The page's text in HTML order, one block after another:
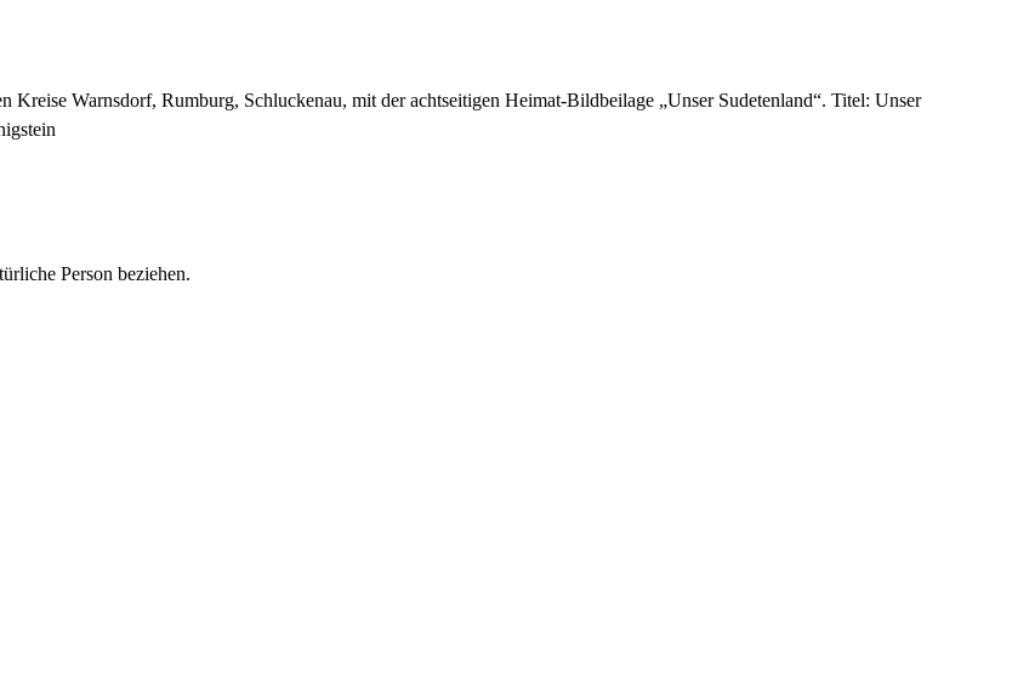
Kreise Warnsdorf, Rumburg, Schluckenau, mit der achtseitigen Heimat-Bildbeilage „Unser Sudetenland“. Titel: Unser
Person beziehen.